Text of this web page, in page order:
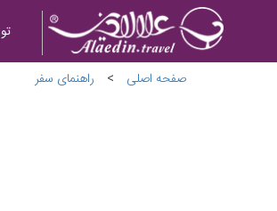
صفحه اصلی > راهنمای سفر